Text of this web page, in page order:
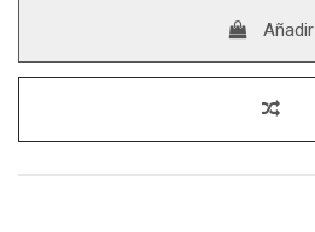
Añadir